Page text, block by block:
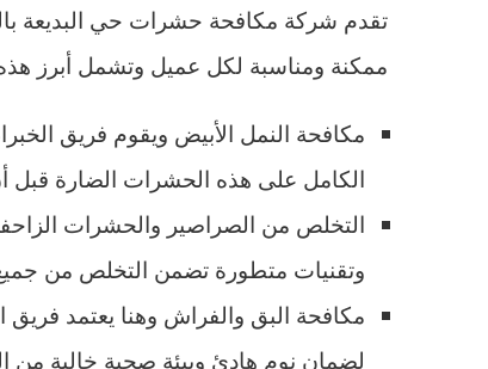
تقدم شركة مكافحة حشرات حي البديعة
ممكنة ومناسبة لكل عميل وتشمل أبرز
مكافحة النمل الأبيض ويقوم فريق
الكامل على هذه الحشرات الضارة قبل
التخلص من الصراصير والحشرات
وتقنيات متطورة تضمن التخلص من
مكافحة البق والفراش وهنا يعتمد فريق
لضمان نوم هادئ وبيئة صحية خالية من